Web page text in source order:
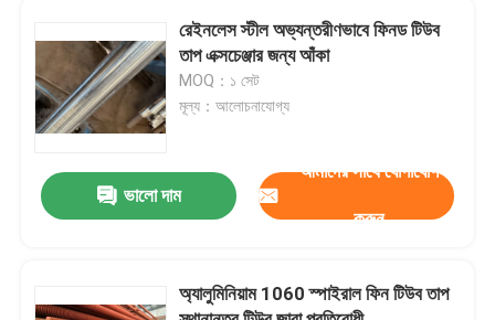
বয়লারের খুচরা যন্ত্রাংশ
বয়লার ঝিল্লি দেয়াল
বয়লার ফিন টিউব
রেইনলেস স্টীল অভ্যন্তরীণভাবে ফিনড টিউব
তাপ এক্সচেঞ্জার জন্য আঁকা
MOQ：১ সেট
মূল্য：আলোচনাযোগ্য
ভালো দাম
আমাদের সাথে যোগাযোগ
করুন
অ্যালুমিনিয়াম 1060 স্পাইরাল ফিন টিউব তাপ